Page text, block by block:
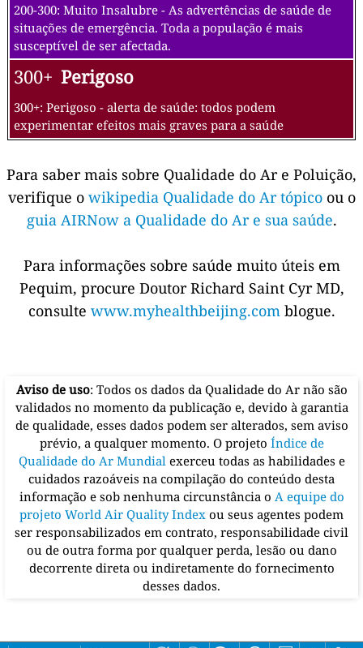
200-300: Muito Insalubre - As advertências de saúde de
situações de emergência. Toda a população é mais
susceptível de ser afectada.
300+ Perigoso
300+: Perigoso - alerta de saúde: todos podem
experimentar efeitos mais graves para a saúde
Para saber mais sobre Qualidade do Ar e Poluição,
verifique o wikipedia Qualidade do Ar tópico ou o
guia AIRNow a Qualidade do Ar e sua saúde.
Para informações sobre saúde muito úteis em
Pequim, procure Doutor Richard Saint Cyr MD,
consulte www.myhealthbeijing.com blogue.
Aviso de uso: Todos os dados da Qualidade do Ar não são
validados no momento da publicação e, devido à garantia
de qualidade, esses dados podem ser alterados, sem aviso
prévio, a qualquer momento. O projeto Índice de
Qualidade do Ar Mundial exerceu todas as habilidades e
cuidados razoáveis na compilação do conteúdo desta
informação e sob nenhuma circunstância o A equipe do
projeto World Air Quality Index ou seus agentes podem
ser responsabilizados em contrato, responsabilidade civil
ou de outra forma por qualquer perda, lesão ou dano
decorrente direta ou indiretamente do fornecimento
desses dados.